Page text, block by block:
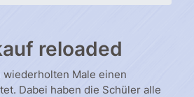
reloaded
wiederholten Male einen
Dabei haben die Schüler alle